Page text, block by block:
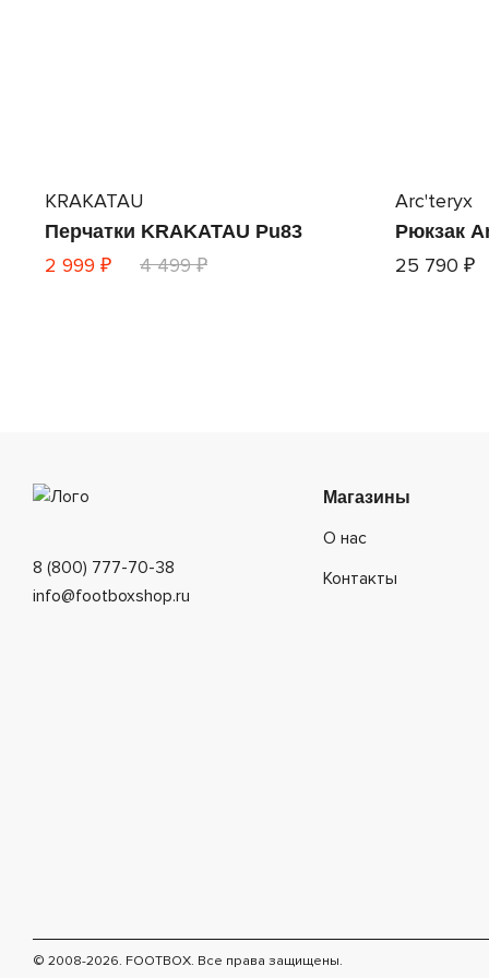
KRAKATAU
Перчатки KRAKATAU Pu83
2 999 ₽ 4 499 ₽
Arc'teryx
Рюкзак
25 790 ₽
8 (800) 777-70-38
info@footboxshop.ru
Магазины
О нас
Контакты
© 2008-2026. FOOTBOX. Все права защищены.